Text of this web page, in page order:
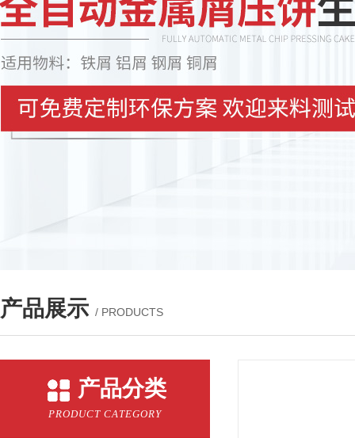
产品展示 / PRODUCTS
产品分类
PRODUCT CATEGORY